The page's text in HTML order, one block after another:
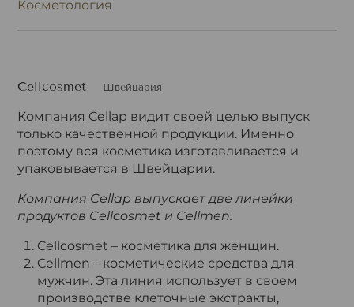
Косметология
Cellcosmet Швейцария
Компания Cellap видит своей целью выпуск
только качественной продукции. Именно
поэтому вся косметика изготавливается и
упаковывается в Швейцарии.
Компания Cellap выпускает две линейки
продуктов Cellcosmet и Cellmen.
Cellcosmet – косметика для женщин.
Cellmen – косметические средства для
мужчин. Эта линия использует в своем
производстве клеточные экстракты,